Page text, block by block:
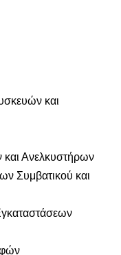
και
και Ανελκυστήρων
Συμβατικού και